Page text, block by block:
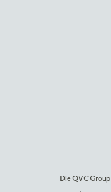
Die QVC Group